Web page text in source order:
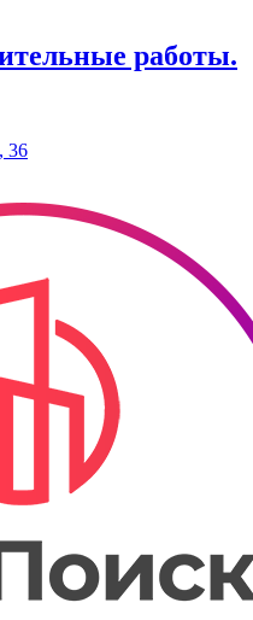
работы.
36